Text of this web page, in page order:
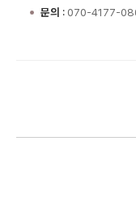
문의 : 070-4177-